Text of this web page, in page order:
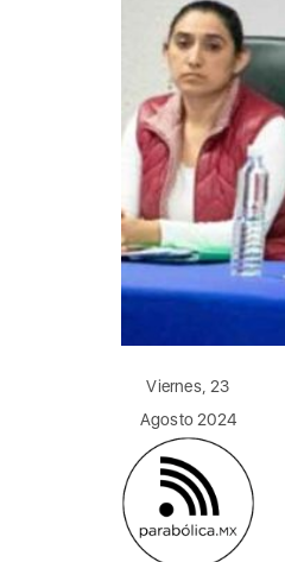
Viernes, 23
Agosto 2024